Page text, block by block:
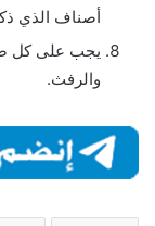
أصناف الذي
يجب على كل
والرفث.